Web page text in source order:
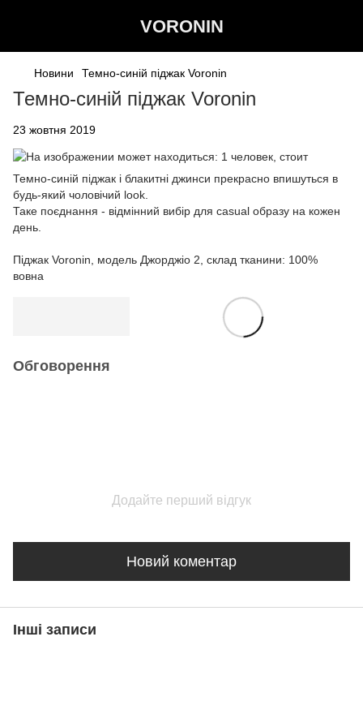
VORONIN
Новини Темно-синій піджак Voronin
Темно-синій піджак Voronin
23 жовтня 2019
Темно-синій піджак і блакитні джинси прекрасно впишуться в
будь-який чоловічий look.
Таке поєднання - відмінний вибір для casual образу на кожен
день.
Піджак Voronin, модель Джорджio 2, склад тканини: 100%
вовна
Обговорення
Додайте перший відгук
Новий коментар
Інші записи